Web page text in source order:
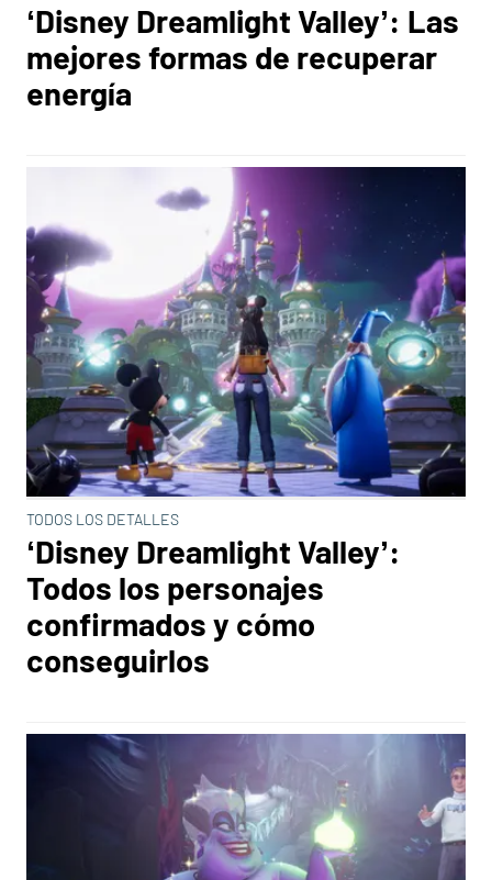
‘Disney Dreamlight Valley’: Las
mejores formas de recuperar
energía
TODOS LOS DETALLES
‘Disney Dreamlight Valley’:
Todos los personajes
confirmados y cómo
conseguirlos